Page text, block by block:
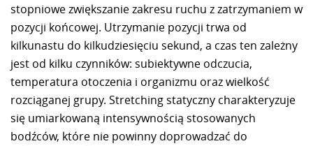
stopniowe zwiększanie zakresu ruchu z zatrzymaniem w
pozycji końcowej. Utrzymanie pozycji trwa od
kilkunastu do kilkudziesięciu sekund, a czas ten zależny
jest od kilku czynników: subiektywne odczucia,
temperatura otoczenia i organizmu oraz wielkość
rozciąganej grupy. Stretching statyczny charakteryzuje
się umiarkowaną intensywnością stosowanych
bodźców, które nie powinny doprowadzać do